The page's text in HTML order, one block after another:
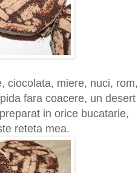
ciocolata, miere, nuci, rom,
fara coacere, un desert
in orice bucatarie,
reteta mea.